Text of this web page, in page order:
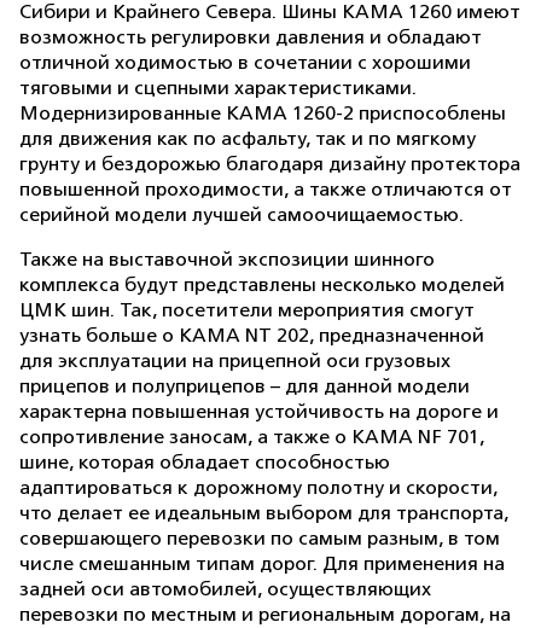
Сибири и Крайнего Севера. Шины КАМА 1260 имеют
возможность регулировки давления и обладают
отличной ходимостью в сочетании с хорошими
тяговыми и сцепными характеристиками.
Модернизированные КАМА 1260-2 приспособлены
для движения как по асфальту, так и по мягкому
грунту и бездорожью благодаря дизайну протектора
повышенной проходимости, а также отличаются от
серийной модели лучшей самоочищаемостью.
Также на выставочной экспозиции шинного
комплекса будут представлены несколько моделей
ЦМК шин. Так, посетители мероприятия смогут
узнать больше о KAMA NT 202, предназначенной
для эксплуатации на прицепной оси грузовых
прицепов и полуприцепов – для данной модели
характерна повышенная устойчивость на дороге и
сопротивление заносам, а также о КАМА NF 701,
шине, которая обладает способностью
адаптироваться к дорожному полотну и скорости,
что делает ее идеальным выбором для транспорта,
совершающего перевозки по самым разным, в том
числе смешанным типам дорог. Для применения на
задней оси автомобилей, осуществляющих
перевозки по местным и региональным дорогам, на